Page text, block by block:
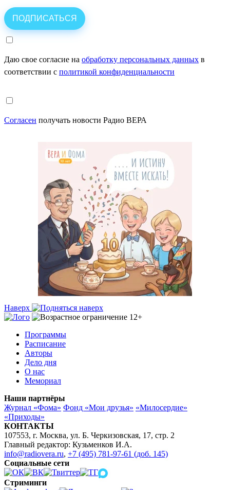
Даю свое согласие на обработку персональных данных в
соответствии с политикой конфиденциальности
Согласен получать новости Радио ВЕРА
Наверх
Программы
Расписание
Авторы
Дело дня
О нас
Мемориал
Наши партнёры
Журнал «Фома» Фонд «Мои друзья» «Милосердие»
«Приходы»
КОНТАКТЫ
107553, г. Москва, ул. Б. Черкизовская, 17, стр. 2
Главный редактор: Кузьменков И.А.
info@radiovera.ru, +7 (495) 781-97-61 (доб. 145)
Социальные сети
Стриминги